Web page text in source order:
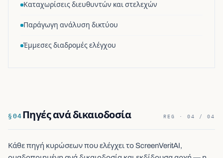
Καταχωρίσεις διευθυντών και στελεχών
Παράγωγη ανάλυση δικτύου
Έμμεσες διαδρομές ελέγχου
§04Πηγές ανά δικαιοδοσία REG · 04 / 04
Κάθε πηγή κυρώσεων που ελέγχει το ScreenVeritAI,